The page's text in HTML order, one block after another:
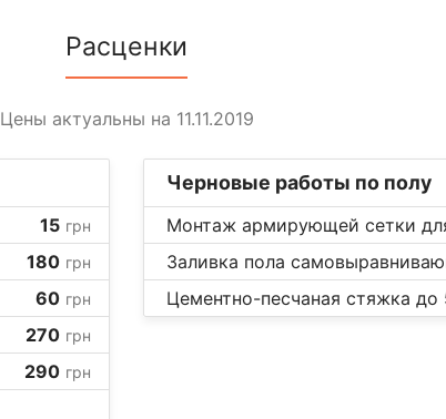
Расценки
Цены актуальны на 11.11.2019
15 грн
180 грн
60 грн
270 грн
290 грн
Черновые работы по полу
Монтаж армирующей сетки
Заливка пола
Цементно-песчаная стяжка до